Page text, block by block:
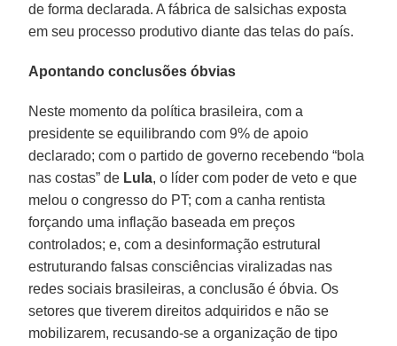
de forma declarada. A fábrica de salsichas exposta
em seu processo produtivo diante das telas do país.
Apontando conclusões óbvias
Neste momento da política brasileira, com a
presidente se equilibrando com 9% de apoio
declarado; com o partido de governo recebendo “bola
nas costas” de Lula, o líder com poder de veto e que
melou o congresso do PT; com a canha rentista
forçando uma inflação baseada em preços
controlados; e, com a desinformação estrutural
estruturando falsas consciências viralizadas nas
redes sociais brasileiras, a conclusão é óbvia. Os
setores que tiverem direitos adquiridos e não se
mobilizarem, recusando-se a organização de tipo